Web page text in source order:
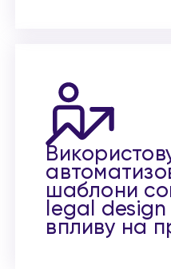
шаблони
legal design
впливу на